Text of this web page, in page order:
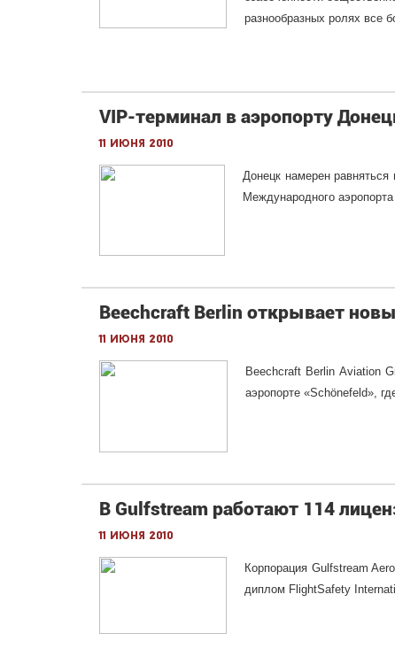
разнообразных ролях все
VIP-терминал в аэропорту
11 июня 2010
Донецк намерен
Международного
Beechcraft Berlin открывает
11 июня 2010
Beechcraft Berlin Aviation
аэропорте «Schönefeld»,
В Gulfstream работают 114
11 июня 2010
Корпорация Gulfstream
диплом FlightSafety